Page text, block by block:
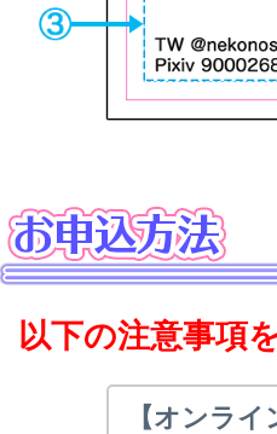
以下の注意事項
【オンライ